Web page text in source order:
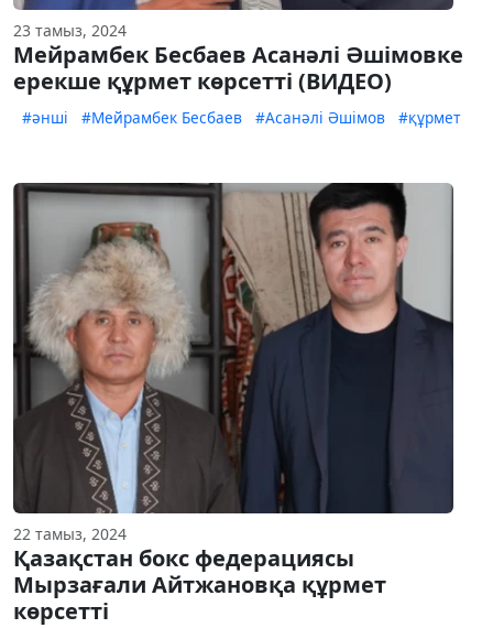
23 тамыз, 2024
Мейрамбек Бесбаев Асанәлі Әшімовке
ерекше құрмет көрсетті (ВИДЕО)
#әнші #Мейрамбек Бесбаев #Асанәлі Әшімов #құрмет
22 тамыз, 2024
Қазақстан бокс федерациясы
Мырзағали Айтжановқа құрмет
көрсетті